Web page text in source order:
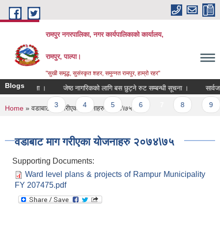
Skip to main content
रामपुर नगरपालिका, नगर कार्यपालिकाको कार्यालय,
रामपुर, पाल्पा।
"सुखी समृद्ध, सुसंस्कृत शहर, समुन्नत रामपुर, हाम्रो रहर"
Blogs
सूचना । जेष्ठ नागरिकको लागि बस छुट्ने रुट सम्बन्धी सूचना ।
3 4 5 6
You are here
Home » वडाबाट माग गरीएका योजनाहरु २०७४\७५
वडाबाट माग गरीएका योजनाहरु २०७४\७५
Supporting Documents:
Ward level plans & projects of Rampur Municipality
FY 207475.pdf